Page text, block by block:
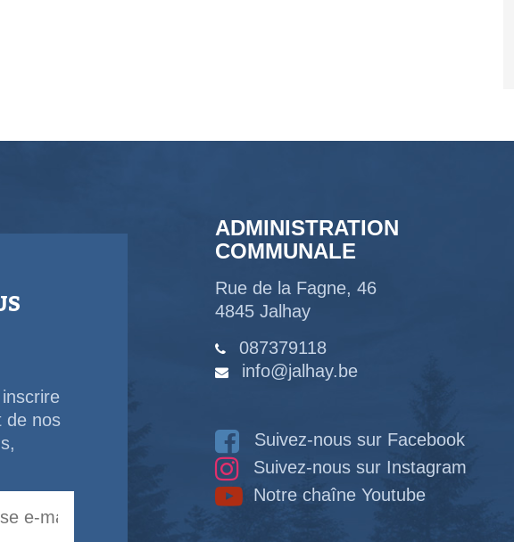
de nos
ADMINISTRATION
COMMUNALE
Rue de la Fagne, 46
4845 Jalhay
087379118
info@jalhay.be
Suivez-nous sur Facebook
Suivez-nous sur Instagram
Notre chaîne Youtube